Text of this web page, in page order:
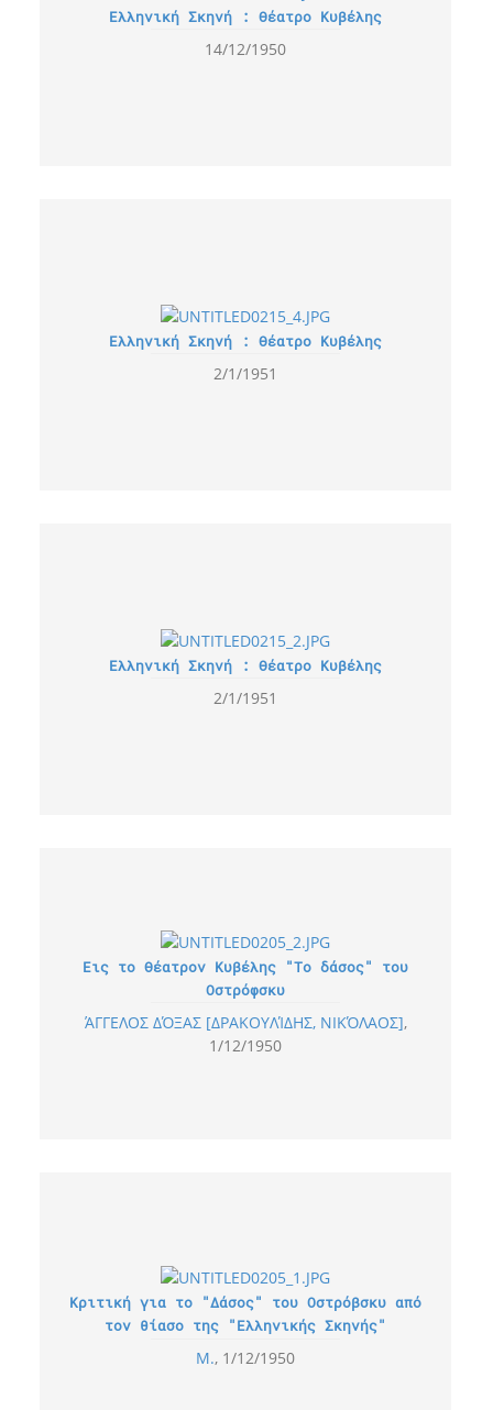
Ελληνική Σκηνή : Θέατρο Κυβέλης
14/12/1950
Ελληνική Σκηνή : Θέατρο Κυβέλης
2/1/1951
Ελληνική Σκηνή : Θέατρο Κυβέλης
2/1/1951
Εις το Θέατρον Κυβέλης "Το δάσος" του
Οστρόφσκυ
ΆΓΓΕΛΟΣ ΔΌΞΑΣ [ΔΡΑΚΟΥΛΊΔΗΣ, ΝΙΚΌΛΑΟΣ]
1/12/1950
Κριτική για το "Δάσος" του Οστρόβσκυ από
τον θίασο της "Ελληνικής Σκηνής"
Μ. 1/12/1950